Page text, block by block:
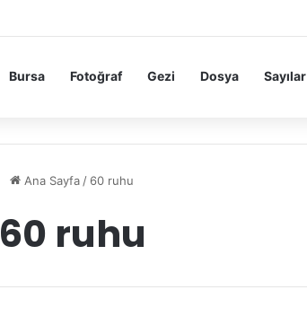
Bursa Fotoğraf Gezi Dosya Sayılar
Ana Sayfa / 60 ruhu
60 ruhu